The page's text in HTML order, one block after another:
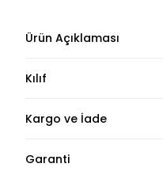
Ürün Açıklaması
Kılıf
Kargo ve İade
Garanti